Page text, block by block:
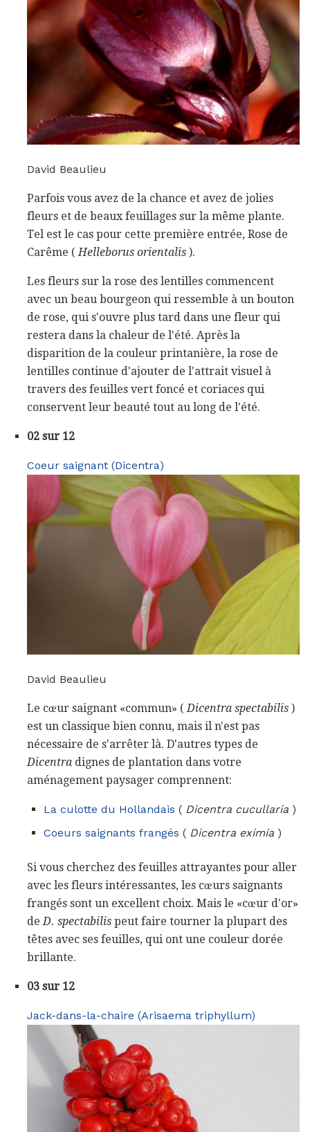
David Beaulieu
Parfois vous avez de la chance et avez de jolies
fleurs et de beaux feuillages sur la même plante.
Tel est le cas pour cette première entrée, Rose de
Carême (Helleborus orientalis ).
Les fleurs sur la rose des lentilles commencent
avec un beau bourgeon qui ressemble à un bouton
de rose, qui s'ouvre plus tard dans une fleur qui
restera dans la chaleur de l'été. Après la
disparition de la couleur printanière, la rose de
lentilles continue d'ajouter de l'attrait visuel à
travers des feuilles vert foncé et coriaces qui
conservent leur beauté tout au long de l'été.
02 sur 12
Coeur saignant (Dicentra)
David Beaulieu
Le cœur saignant «commun» (Dicentra spectabilis )
est un classique bien connu, mais il n'est pas
nécessaire de s'arrêter là. D'autres types de
Dicentra dignes de plantation dans votre
aménagement paysager comprennent:
La culotte du Hollandais ( Dicentra cucullaria )
Coeurs saignants frangés ( Dicentra eximia )
Si vous cherchez des feuilles attrayantes pour aller
avec les fleurs intéressantes, les cœurs saignants
frangés sont un excellent choix. Mais le «cœur d'or»
deD. spectabilis peut faire tourner la plupart des
têtes avec ses feuilles, qui ont une couleur dorée
brillante.
03 sur 12
Jack-dans-la-chaire (Arisaema triphyllum)